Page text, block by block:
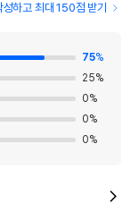
성하고 최대 150점 받기
75%
25%
0%
0%
0%